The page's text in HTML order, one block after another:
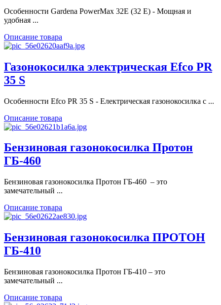
Особенности Gardena PowerMax 32E (32 E) - Мощная и
удобная ...
Описание товара
Газонокосилка электрическая Efco PR
35 S
Особенности Efco PR 35 S - Електрическая газонокосилка с ...
Описание товара
Бензиновая газонокосилка Протон
ГБ-460
Бензиновая газонокосилка Протон ГБ-460 – это
замечательный ...
Описание товара
Бензиновая газонокосилка ПРОТОН
ГБ-410
Бензиновая газонокосилка Протон ГБ-410 – это
замечательный ...
Описание товара